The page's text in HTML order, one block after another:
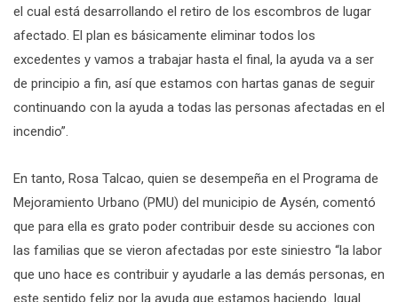
el cual está desarrollando el retiro de los escombros de lugar
afectado. El plan es básicamente eliminar todos los
excedentes y vamos a trabajar hasta el final, la ayuda va a ser
de principio a fin, así que estamos con hartas ganas de seguir
continuando con la ayuda a todas las personas afectadas en el
incendio”.
En tanto, Rosa Talcao, quien se desempeña en el Programa de
Mejoramiento Urbano (PMU) del municipio de Aysén, comentó
que para ella es grato poder contribuir desde su acciones con
las familias que se vieron afectadas por este siniestro “la labor
que uno hace es contribuir y ayudarle a las demás personas, en
este sentido feliz por la ayuda que estamos haciendo. Igual